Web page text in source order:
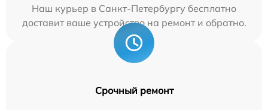
Наш курьер в Санкт-Петербургу бесплатно
доставит ваше устройство на ремонт и обратно.
Срочный ремонт